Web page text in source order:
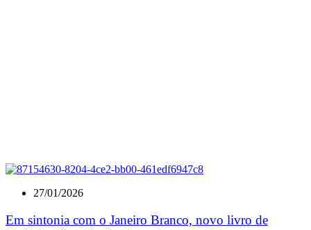
27/01/2026
Em sintonia com o Janeiro Branco, novo livro de